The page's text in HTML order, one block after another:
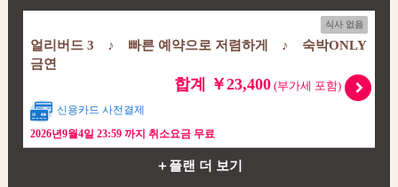
식사 없음
얼리버드 3 ♪ 빠른 예약으로 저렴하게 ♪ 숙박ONLY
금연
합계 ￥23,400(부가세 포함)
신용카드 사전결제
2026년9월4일 23:59 까지 취소요금 무료
＋플랜 더 보기